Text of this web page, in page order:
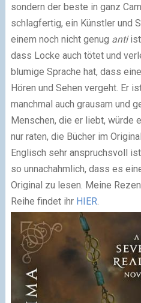
sondern der beste in ganz
schlagfertig, ein Künstler und
einem noch nicht genug anti
dass Locke auch tötet und
blumige Sprache hat, dass
Hören und Sehen vergeht. Er
manchmal auch grausam und
Menschen, die er liebt, würde
nur raten, die Bücher im
Englisch sehr anspruchsvoll
so unnachahmlich, dass es
Original zu lesen. Meine
Reihe findet ihr HIER